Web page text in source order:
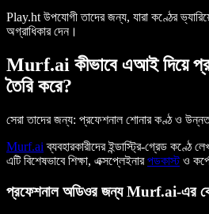
Play.ht উপযোগী তাদের জন্য, যারা কণ্ঠের
অগ্রাধিকার দেন।
Murf.ai কীভাবে এআই দিয়ে
তৈরি করে?
সেরা তাদের জন্য: প্রফেশনাল শোনার কণ্ঠ ও
Murf.ai ব্যবহারকারীদের ইন্ডাস্ট্রি-গ্রেড কণ্ঠে
এটি বিশেষভাবে শিক্ষা, এক্সপ্লেইনারপডকাস্টও
প্রফেশনাল অডিওর জন্য Murf.ai-এর